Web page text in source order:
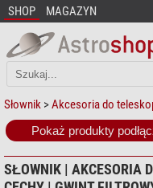
SHOP MAGAZYN
Słownik >Akcesoria do
Pokaż produkty
SŁOWNIK | AKCESORIA